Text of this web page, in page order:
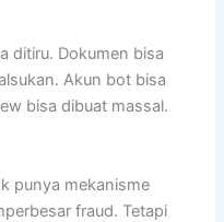
ditiru. Dokumen bisa
Akun bot bisa
bisa dibuat massal.
punya mekanisme
fraud. Tetapi